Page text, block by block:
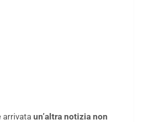
arrivata un’altra notizia non